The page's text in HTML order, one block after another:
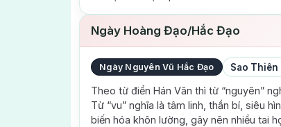
Ngày Hoàng Đạo/Hắc Đạo
Ngày Nguyên Vũ Hắc Đạo Sao Thiên
Theo từ điển Hán Văn thì từ “nguyên”
Từ “vu” nghĩa là tâm linh, thần bí, siêu
biến hóa khôn lường, gây nên nhiều tai